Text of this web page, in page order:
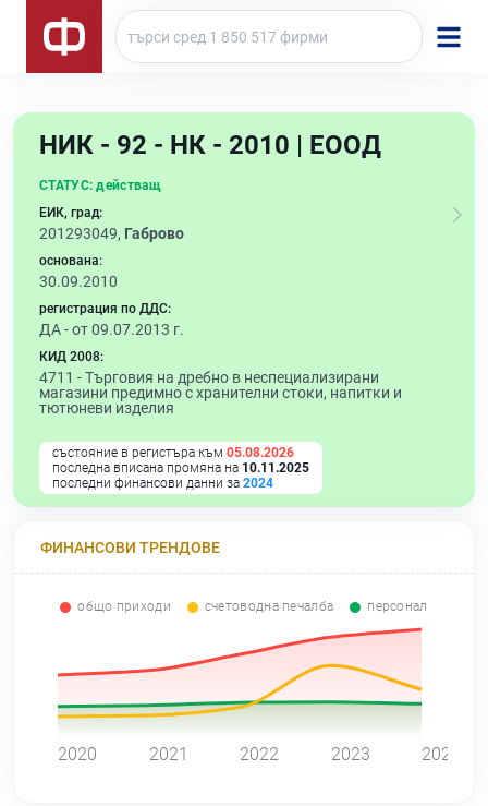
НИК - 92 - НК - 2010 | ЕООД
СТАТУС: действащ
ЕИК, град:
201293049, Габрово
основана:
30.09.2010
регистрация по ДДС:
ДА - от 09.07.2013 г.
КИД 2008:
4711 -Търговия на дребно в неспециализирани
магазини предимно с хранителни стоки, напитки и
тютюневи изделия
състояние в регистъра към 05.08.2026
последна вписана промяна на 10.11.2025
последни финансови данни за 2024
ФИНАНСОВИ ТРЕНДОВЕ
общо приходи счетоводна печалба персонал
2020 2021 2022 2023 2024